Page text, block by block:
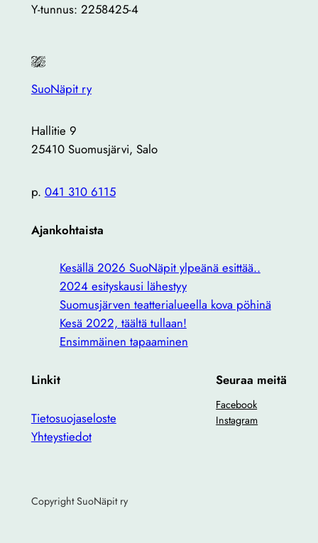
Y-tunnus: 2258425-4
SuoNäpit ry
Hallitie 9
25410 Suomusjärvi, Salo
p. 041 310 6115
Ajankohtaista
Kesällä 2026 SuoNäpit ylpeänä esittää..
2024 esityskausi lähestyy
Suomusjärven teatterialueella kova pöhinä
Kesä 2022, täältä tullaan!
Ensimmäinen tapaaminen
Linkit
Tietosuojaseloste
Yhteystiedot
Seuraa meitä
Facebook
Instagram
Copyright SuoNäpit ry